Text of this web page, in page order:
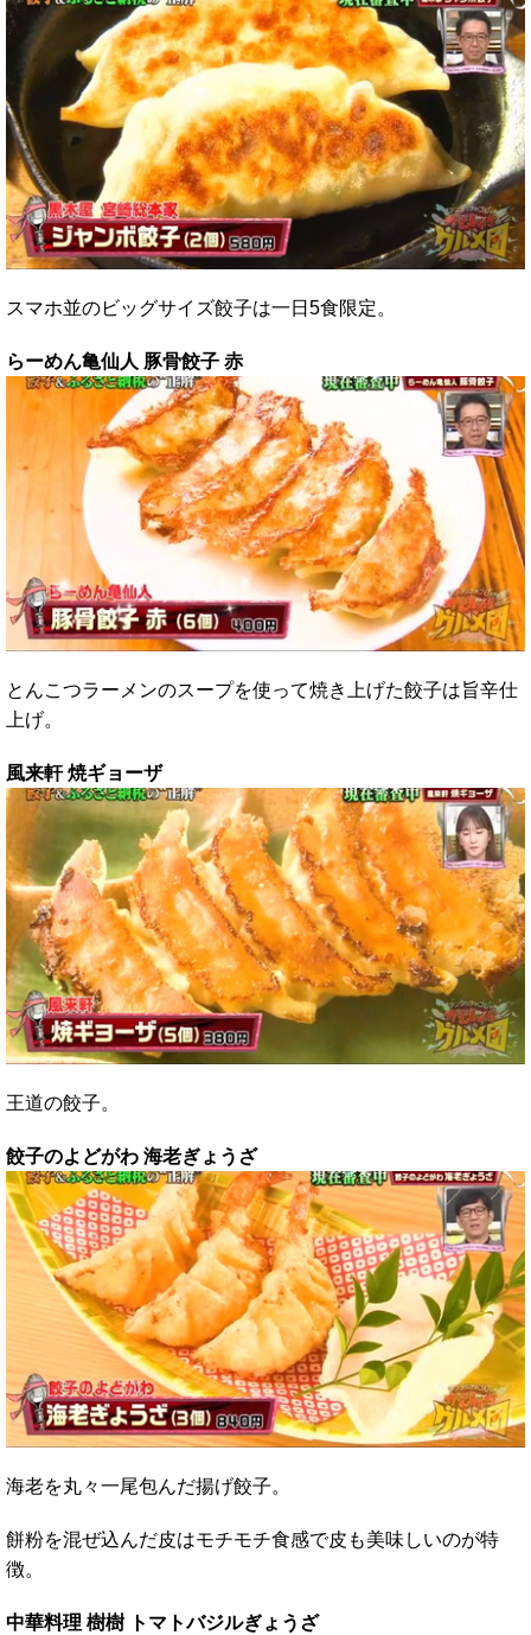
スマホ並のビッグサイズ餃子は一日5食限定。
らーめん亀仙人 豚骨餃子 赤
とんこつラーメンのスープを使って焼き上げた餃子は旨辛仕
上げ。
風来軒 焼ギョーザ
王道の餃子。
餃子のよどがわ 海老ぎょうざ
海老を丸々一尾包んだ揚げ餃子。
餅粉を混ぜ込んだ皮はモチモチ食感で皮も美味しいのが特
徴。
中華料理 樹樹 トマトバジルぎょうざ